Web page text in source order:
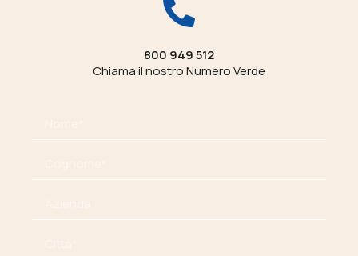
800 949 512
Chiama il nostro Numero Verde